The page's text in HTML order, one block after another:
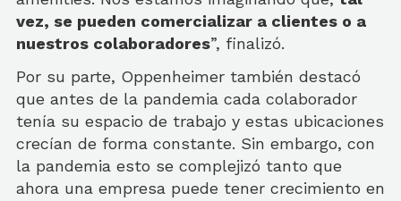
vez, se pueden comercializar a clientes o a
nuestros colaboradores”, finalizó.
Por su parte, Oppenheimer también destacó
que antes de la pandemia cada colaborador
tenía su espacio de trabajo y estas ubicaciones
crecían de forma constante. Sin embargo, con
la pandemia esto se complejizó tanto que
ahora una empresa puede tener crecimiento en